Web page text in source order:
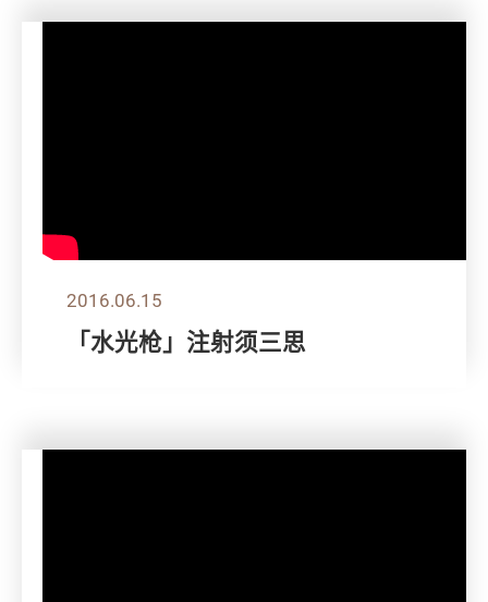
2016.06.15
「水光枪」注射须三思